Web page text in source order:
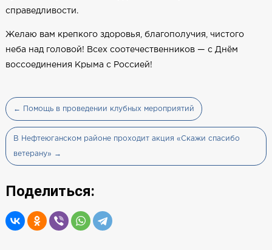
справедливости.
Желаю вам крепкого здоровья, благополучия, чистого
неба над головой! Всех соотечественников — с Днём
воссоединения Крыма с Россией!
← Помощь в проведении клубных мероприятий
В Нефтеюганском районе проходит акция «Скажи спасибо
ветерану» →
Поделиться: